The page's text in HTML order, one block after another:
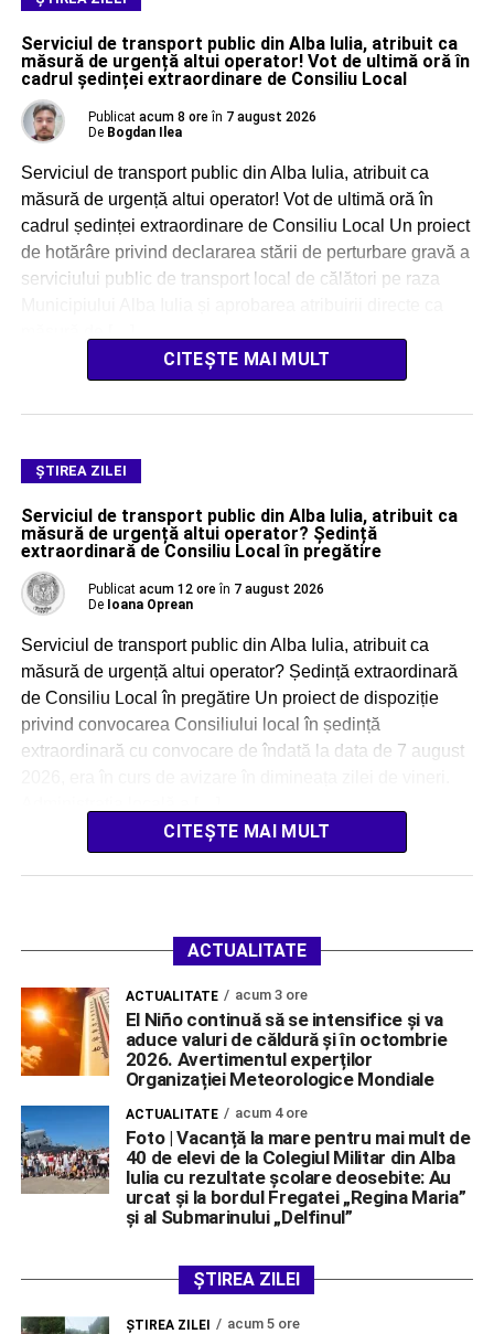
Serviciul de transport public din Alba Iulia, atribuit ca
măsură de urgență altui operator! Vot de ultimă oră în
cadrul ședinței extraordinare de Consiliu Local
Publicat acum 8 ore în 7 august 2026
De Bogdan Ilea
Serviciul de transport public din Alba Iulia, atribuit ca
măsură de urgență altui operator! Vot de ultimă oră în
cadrul ședinței extraordinare de Consiliu Local Un proiect
de hotărâre privind declararea stării de perturbare gravă a
serviciului public de transport local de călători pe raza
CITEȘTE MAI MULT
ŞTIREA ZILEI
Serviciul de transport public din Alba Iulia, atribuit ca
măsură de urgență altui operator? Ședință
extraordinară de Consiliu Local în pregătire
Publicat acum 12 ore în 7 august 2026
De Ioana Oprean
Serviciul de transport public din Alba Iulia, atribuit ca
măsură de urgență altui operator? Ședință extraordinară
de Consiliu Local în pregătire Un proiect de dispoziție
privind convocarea Consiliului local în ședință
extraordinară cu convocare de îndată la data de 7 august
CITEȘTE MAI MULT
ACTUALITATE
ACTUALITATE acum 3 ore
El Niño continuă să se intensifice și va
aduce valuri de căldură și în octombrie
2026. Avertimentul experților
Organizației Meteorologice Mondiale
ACTUALITATE acum 4 ore
Foto | Vacanță la mare pentru mai mult de
40 de elevi de la Colegiul Militar din Alba
Iulia cu rezultate școlare deosebite: Au
urcat și la bordul Fregatei „Regina Maria”
și al Submarinului „Delfinul”
ȘTIREA ZILEI
ŞTIREA ZILEI acum 5 ore